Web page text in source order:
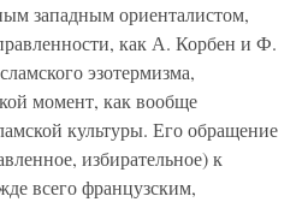
западным ориенталистом,
как А. Корбен и Ф.
эзотермизма,
момент, как вообще
культуры. Его обращение
избирательное) к
всего французским,